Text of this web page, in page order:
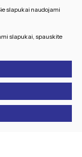
slapukai naudojami
slapukai, spauskite